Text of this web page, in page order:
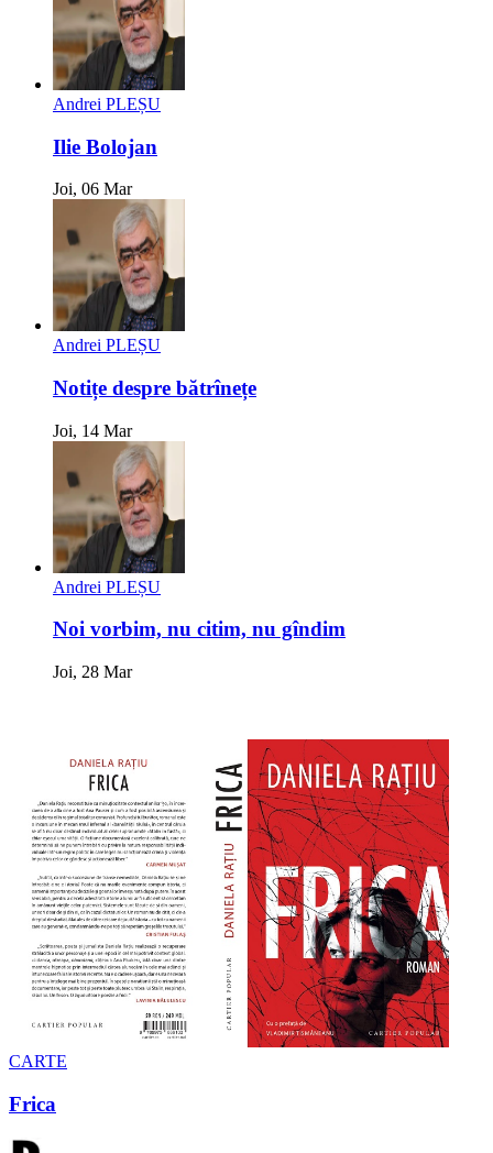
Andrei PLEȘU
Ilie Bolojan
Joi, 06 Mar
Andrei PLEȘU
Notițe despre bătrînețe
Joi, 14 Mar
Andrei PLEȘU
Noi vorbim, nu citim, nu gîndim
Joi, 28 Mar
CARTE
Frica